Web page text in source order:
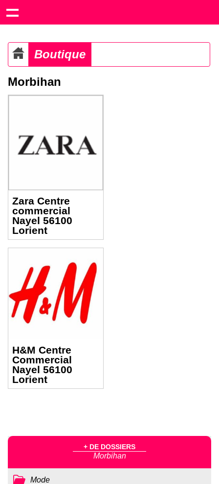
Boutique
Morbihan
Zara Centre
commercial
Nayel 56100
Lorient
H&M Centre
Commercial
Nayel 56100
Lorient
+ DE DOSSIERS
Morbihan
Mode